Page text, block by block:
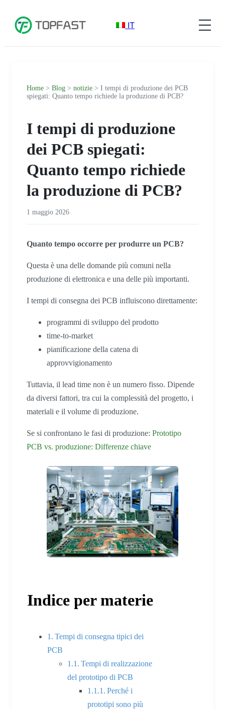
IT
Home > Blog > notizie > I tempi di produzione dei PCB
spiegati: Quanto tempo richiede la produzione di PCB?
I tempi di produzione
dei PCB spiegati:
Quanto tempo richiede
la produzione di PCB?
1 maggio 2026
Quanto tempo occorre per produrre un PCB?
Questa è una delle domande più comuni nella
produzione di elettronica e una delle più importanti.
I tempi di consegna dei PCB influiscono direttamente:
programmi di sviluppo del prodotto
time-to-market
pianificazione della catena di
approvvigionamento
Tuttavia, il lead time non è un numero fisso. Dipende
da diversi fattori, tra cui la complessità del progetto, i
materiali e il volume di produzione.
Se si confrontano le fasi di produzione: Prototipo
PCB vs. produzione: Differenze chiave
Indice per materie
Tempi di consegna tipici dei
PCB
Tempi di realizzazione
del prototipo di PCB
Perché i
prototipi sono più